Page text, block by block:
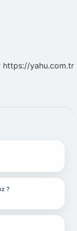
https://yahu.com.tr
?